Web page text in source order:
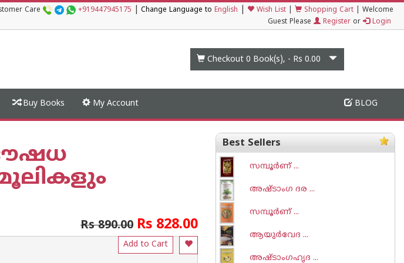
Care +919447945175 Change Language to English Wish List Shopping Cart
Welcome
Guest Please
Register or Login
Checkout 0 Book(s), - Rs 0.00
Buy Books My Account BLOG
Rs 890.00 Rs 828.00
Add to Cart
Best Sellers
സമ്പൂര്‍ണ് ...
അഷ്ടാംഗ ദര ...
സമ്പൂര്‍ണ് ...
ആയുര്‍വേദ ...
അഷ്ടാംഗഹൃദ ...